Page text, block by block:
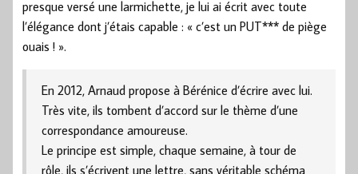
presque versé une larmichette, je lui ai écrit avec toute
l’élégance dont j’étais capable : « c’est un PUT*** de piège
ouais ! ».
En 2012, Arnaud propose à Bérénice d’écrire avec lui.
Très vite, ils tombent d’accord sur le thème d’une
correspondance amoureuse.
Le principe est simple, chaque semaine, à tour de
rôle, ils s’écrivent une lettre, sans véritable schéma